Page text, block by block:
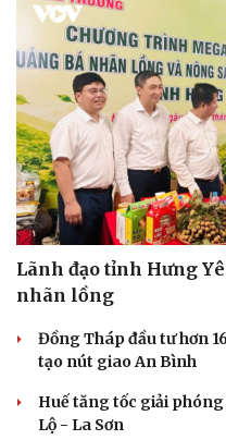
Lãnh đạo tỉnh Hưng
nhãn lồng
Đồng Tháp đầu tư hơn
tạo nút giao An Bình
Huế tăng tốc giải
Lộ - La Sơn